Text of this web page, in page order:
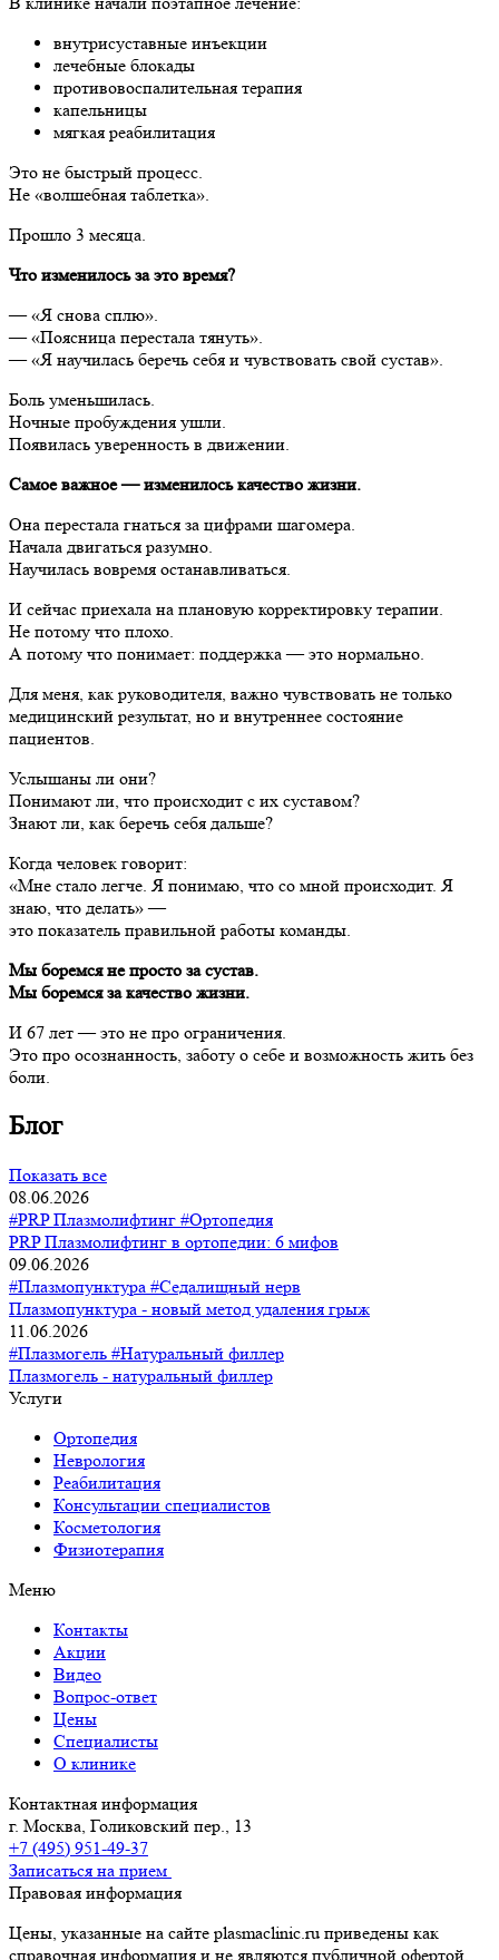
внутрисуставные инъекции
лечебные блокады
противовоспалительная терапия
капельницы
мягкая реабилитация
Это не быстрый процесс.
Не «волшебная таблетка».
Прошло 3 месяца.
Что изменилось за это время?
— «Я снова сплю».
— «Поясница перестала тянуть».
— «Я научилась беречь себя и чувствовать свой сустав».
Боль уменьшилась.
Ночные пробуждения ушли.
Появилась уверенность в движении.
Самое важное — изменилось качество жизни.
Она перестала гнаться за цифрами шагомера.
Начала двигаться разумно.
Научилась вовремя останавливаться.
И сейчас приехала на плановую корректировку терапии.
Не потому что плохо.
А потому что понимает: поддержка — это нормально.
Для меня, как руководителя, важно чувствовать не только
медицинский результат, но и внутреннее состояние
пациентов.
Услышаны ли они?
Понимают ли, что происходит с их суставом?
Знают ли, как беречь себя дальше?
Когда человек говорит:
«Мне стало легче. Я понимаю, что со мной происходит. Я
знаю, что делать» —
это показатель правильной работы команды.
Мы боремся не просто за сустав.
Мы боремся за качество жизни.
И 67 лет — это не про ограничения.
Это про осознанность, заботу о себе и возможность жить без
боли.
Блог
Показать все
08.06.2026
#PRP Плазмолифтинг #Ортопедия
PRP Плазмолифтинг в ортопедии: 6 мифов
09.06.2026
#Плазмопунктура #Седалищный нерв
Плазмопунктура - новый метод удаления грыж
11.06.2026
#Плазмогель #Натуральный филлер
Плазмогель - натуральный филлер
Услуги
Ортопедия
Неврология
Реабилитация
Консультации специалистов
Косметология
Физиотерапия
Меню
Контакты
Акции
Видео
Вопрос-ответ
Цены
Специалисты
О клинике
Контактная информация
г. Москва, Голиковский пер., 13
+7 (495) 951-49-37
Записаться на прием
Правовая информация
Цены, указанные на сайте plasmaclinic.ru приведены как
справочная информация и не являются публичной офертой,